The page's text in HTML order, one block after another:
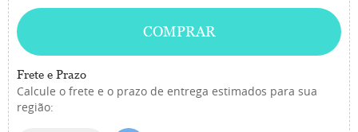
COMPRAR
Frete e Prazo
Calcule o frete e o prazo de entrega estimados para sua
região: